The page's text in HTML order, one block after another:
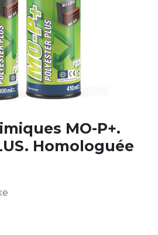
MO-P+.
Homologuée